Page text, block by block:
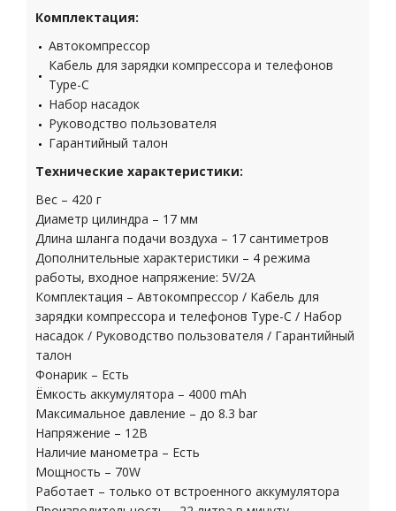
Комплектация:
Автокомпрессор
Кабель для зарядки компрессора и телефонов
Type-C
Набор насадок
Руководство пользователя
Гарантийный талон
Технические характеристики:
Вес – 420 г
Диаметр цилиндра – 17 мм
Длина шланга подачи воздуха – 17 сантиметров
Дополнительные характеристики – 4 режима
работы, входное напряжение: 5V/2A
Комплектация – Автокомпрессор / Кабель для
зарядки компрессора и телефонов Type-C / Набор
насадок / Руководство пользователя / Гарантийный
талон
Фонарик – Есть
Ёмкость аккумулятора – 4000 mAh
Максимальное давление – до 8.3 bar
Напряжение – 12В
Наличие манометра – Есть
Мощность – 70W
Работает – только от встроенного аккумулятора